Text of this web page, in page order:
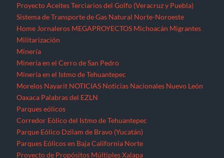
Proyecto Aceites Terciarios del Golfo (Veracruz y Puebla)
Sistema de Transporte de Gas Natural Norte-Noroeste
Home Jornaleros MEGAPROYECTOS Michoacán Migrantes
Militarización
Minería
Minería en el Cerro de San Pedro
Minería en el Istmo de Tehuantepec
Morelos Nayarit NOTICIAS Noticias Nacionales Nuevo León
Oaxaca Palabras del EZLN
Parques eólicos
Corredor Eólico del Istmo de Tehuantepec
Parque Eólico Dzilam de Bravo (Yucatán)
Parques Eólicos en Baja California Norte
Proyecto de Propósitos Múltiples Xalapa